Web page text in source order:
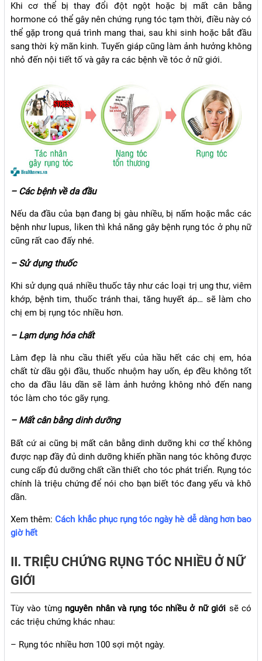
Khi cơ thể bị thay đổi đột ngột hoặc bị mất cân bằng
hormone có thể gây nên chứng rụng tóc tạm thời, điều này có
thể gặp trong quá trình mang thai, sau khi sinh hoặc bắt đầu
sang thời kỳ mãn kinh. Tuyến giáp cũng làm ảnh hưởng không
nhỏ đến nội tiết tố và gây ra các bệnh về tóc ở nữ giới.
– Các bệnh về da đầu
Nếu da đầu của bạn đang bị gàu nhiều, bị nấm hoặc mắc các
bệnh như lupus, liken thì khả năng gây bệnh rụng tóc ở phụ nữ
cũng rất cao đấy nhé.
– Sử dụng thuốc
Khi sử dụng quá nhiều thuốc tây như các loại trị ung thư, viêm
khớp, bệnh tim, thuốc tránh thai, tăng huyết áp… sẽ làm cho
chị em bị rụng tóc nhiều hơn.
– Lạm dụng hóa chất
Làm đẹp là nhu cầu thiết yếu của hầu hết các chị em, hóa
chất từ dầu gội đầu, thuốc nhuộm hay uốn, ép đều không tốt
cho da đầu lâu dần sẽ làm ảnh hưởng không nhỏ đến nang
tóc làm cho tóc gãy rụng.
– Mất cân bằng dinh dưỡng
Bất cứ ai cũng bị mất cân bằng dinh dưỡng khi cơ thể không
được nạp đầy đủ dinh dưỡng khiến phần nang tóc không được
cung cấp đủ dưỡng chất cần thiết cho tóc phát triển. Rụng tóc
chính là triệu chứng để nói cho bạn biết tóc đang yếu và khô
dần.
Xem thêm:Cách khắc phục rụng tóc ngày hè dễ dàng hơn bao
giờ hết
II. TRIỆU CHỨNG RỤNG TÓC NHIỀU Ở NỮ
GIỚI
Tùy vào từng nguyên nhân và rụng tóc nhiều ở nữ giới sẽ có
các triệu chứng khác nhau:
– Rụng tóc nhiều hơn 100 sợi một ngày.